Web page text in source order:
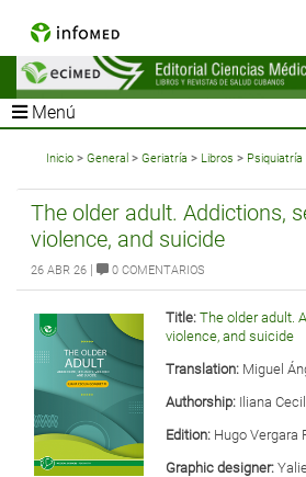
Menú
Inicio > General > Geriatría > Libros > Psiquiatría
The older adult. Addictions,
violence, and suicide
26 ABR 26 | 0 COMENTARIOS
Title: The older adult.
violence, and suicide
Translation: Miguel
Authorship: Iliana
Edition: Hugo Vergara
Graphic designer: